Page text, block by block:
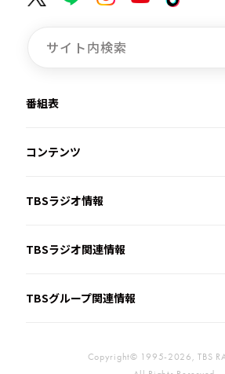
番組表
コンテンツ
TBSラジオ情報
TBSラジオ関連情報
TBSグループ関連情報
Copyright© 1995-2026, TBS